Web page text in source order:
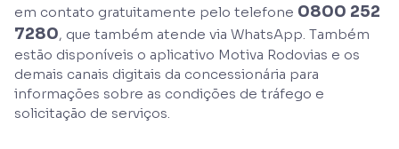
em contato gratuitamente pelo telefone 0800 252
7280, que também atende via WhatsApp. Também
estão disponíveis o aplicativo Motiva Rodovias e os
demais canais digitais da concessionária para
informações sobre as condições de tráfego e
solicitação de serviços.